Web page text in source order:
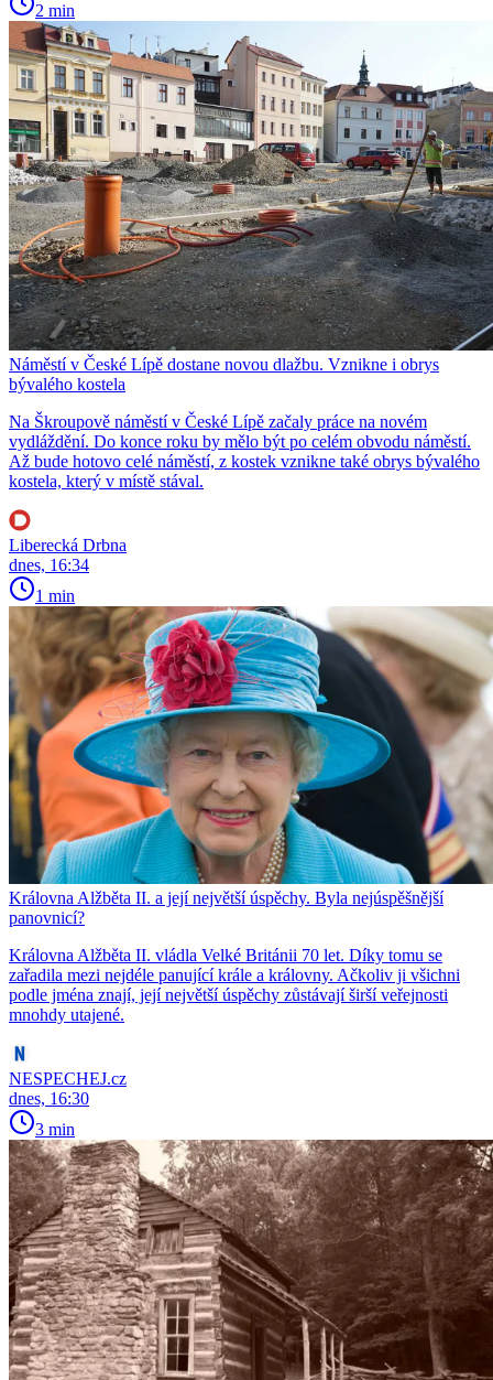
2 min
Náměstí v České Lípě dostane novou dlažbu. Vznikne i obrys
bývalého kostela
Na Škroupově náměstí v České Lípě začaly práce na novém
vydláždění. Do konce roku by mělo být po celém obvodu náměstí.
Až bude hotovo celé náměstí, z kostek vznikne také obrys bývalého
kostela, který v místě stával.
Liberecká Drbna
dnes, 16:34
1 min
Královna Alžběta II. a její největší úspěchy. Byla nejúspěšnější
panovnicí?
Královna Alžběta II. vládla Velké Británii 70 let. Díky tomu se
zařadila mezi nejdéle panující krále a královny. Ačkoliv ji všichni
podle jména znají, její největší úspěchy zůstávají širší veřejnosti
mnohdy utajené.
NESPECHEJ.cz
dnes, 16:30
3 min